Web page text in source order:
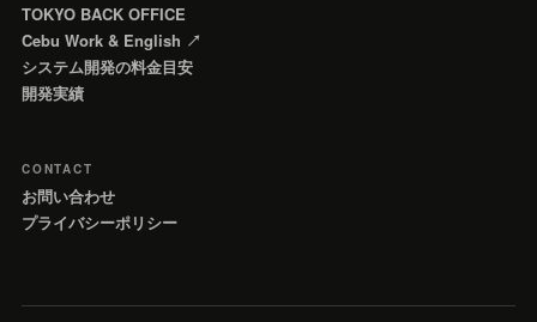
TOKYO BACK OFFICE
Cebu Work & English ↗
システム開発の料金目安
開発実績
CONTACT
お問い合わせ
プライバシーポリシー